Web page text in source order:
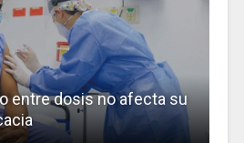
entre dosis no afecta su